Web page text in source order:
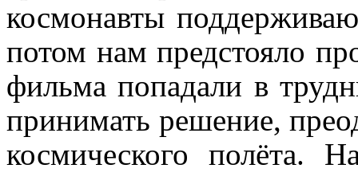
космонавты
потом нам предстояло
фильма попадали в
принимать решение,
космического полёта.